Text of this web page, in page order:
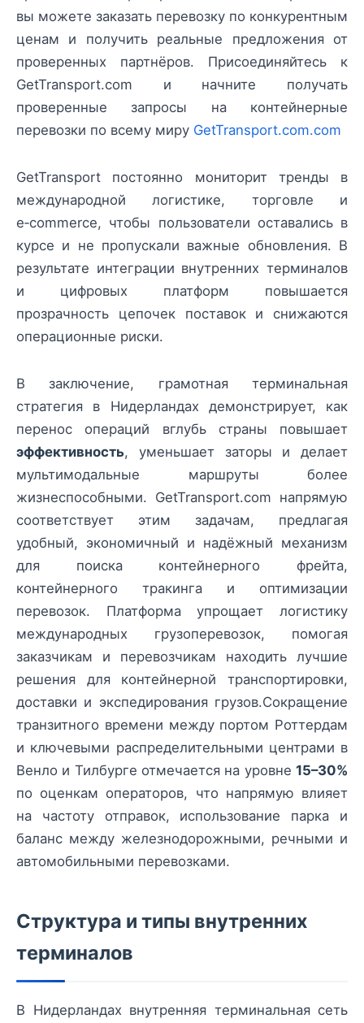
вы можете заказать перевозку по конкурентным
ценам и получить реальные предложения от
проверенных партнёров. Присоединяйтесь к
GetTransport.com и начните получать
проверенные запросы на контейнерные
перевозки по всему миру GetTransport.com.com
GetTransport постоянно мониторит тренды в
международной логистике, торговле и
e‑commerce, чтобы пользователи оставались в
курсе и не пропускали важные обновления. В
результате интеграции внутренних терминалов
и цифровых платформ повышается
прозрачность цепочек поставок и снижаются
операционные риски.
В заключение, грамотная терминальная
стратегия в Нидерландах демонстрирует, как
перенос операций вглубь страны повышает
эффективность, уменьшает заторы и делает
мультимодальные маршруты более
жизнеспособными. GetTransport.com напрямую
соответствует этим задачам, предлагая
удобный, экономичный и надёжный механизм
для поиска контейнерного фрейта,
контейнерного тракинга и оптимизации
перевозок. Платформа упрощает логистику
международных грузоперевозок, помогая
заказчикам и перевозчикам находить лучшие
решения для контейнерной транспортировки,
доставки и экспедирования грузов.Сокращение
транзитного времени между портом Роттердам
и ключевыми распределительными центрами в
Венло и Тилбурге отмечается на уровне 15–30%
по оценкам операторов, что напрямую влияет
на частоту отправок, использование парка и
баланс между железнодорожными, речными и
автомобильными перевозками.
Структура и типы внутренних
терминалов
В Нидерландах внутренняя терминальная сеть